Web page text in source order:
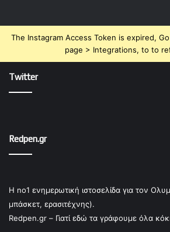
The Instagram Access Token is expired,
page > Integrations, to to
Twitter
Redpen.gr
Η no1 ενημερωτική ιστοσελίδα για τον
μπάσκετ, ερασιτέχνης).
Redpen.gr – Γιατί εδώ τα γράφουμε όλα